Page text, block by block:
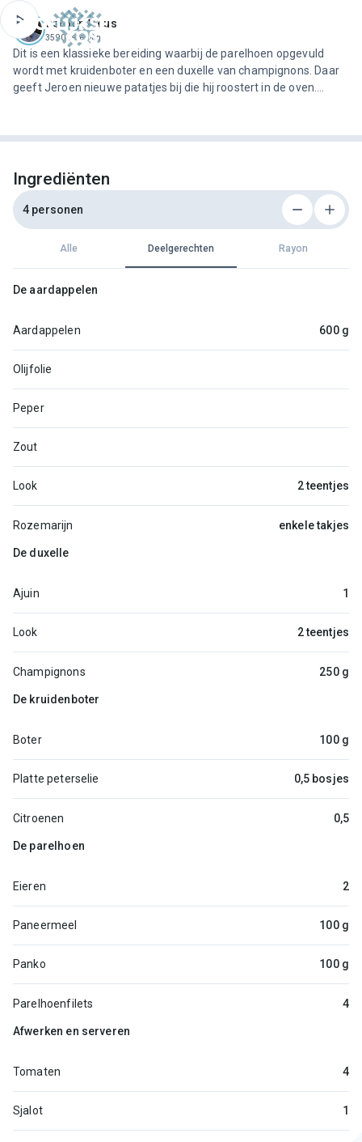
Jeroen Meus
3590 recepten
Dit is een klassieke bereiding waarbij de parelhoen opgevuld
wordt met kruidenboter en een duxelle van champignons. Daar
geeft Jeroen nieuwe patatjes bij die hij roostert in de oven.
Ingrediënten
4 personen
Alle Deelgerechten Rayon
De aardappelen
Aardappelen 600 g
Olijfolie
Peper
Zout
Look 2 teentjes
Rozemarijn enkele takjes
De duxelle
Ajuin 1
Look 2 teentjes
Champignons 250 g
De kruidenboter
Boter 100 g
Platte peterselie 0,5 bosjes
Citroenen 0,5
De parelhoen
Eieren 2
Paneermeel 100 g
Panko 100 g
Parelhoenfilets 4
Afwerken en serveren
Tomaten 4
Sjalot 1